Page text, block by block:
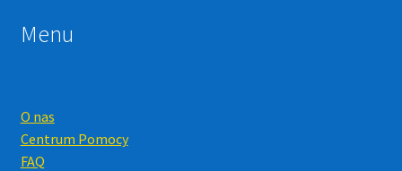
Menu
O nas
Centrum Pomocy
FAQ